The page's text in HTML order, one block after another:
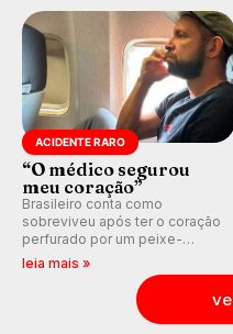
ondas para até 16 dias.
ACIDENTE RARO
“O médico segurou
meu coração”
Brasileiro conta como
sobreviveu após ter o coração
perfurado por um peixe-
agulha enquanto surfava na
Costa Rica.
leia mais »